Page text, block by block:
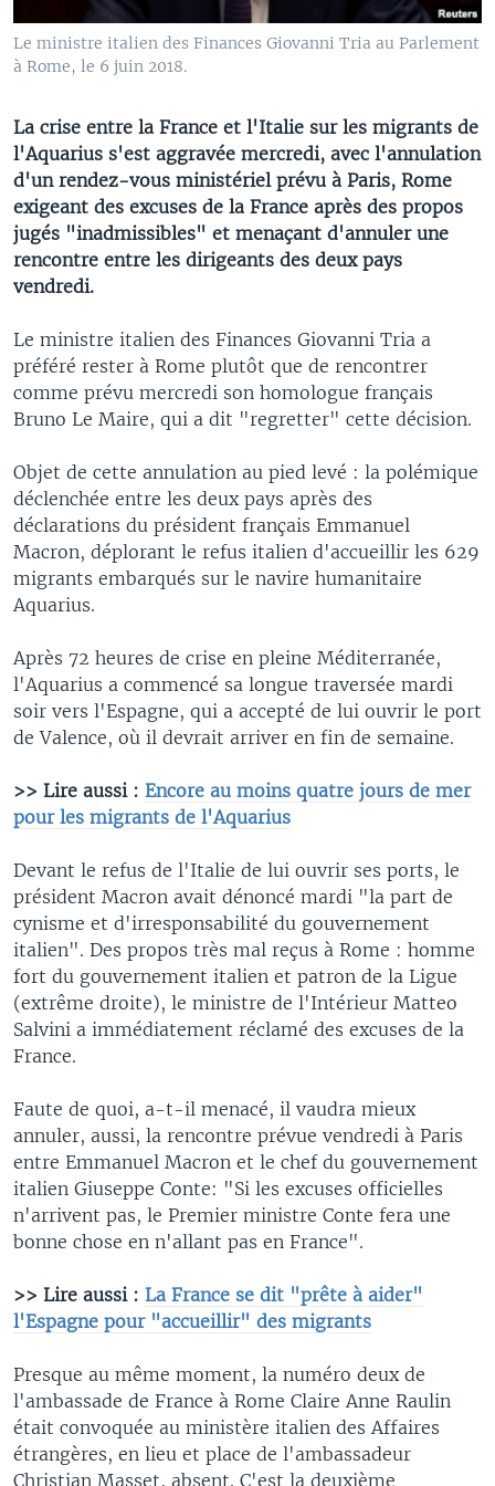
Le ministre italien des Finances Giovanni Tria au Parlement
à Rome, le 6 juin 2018.
La crise entre la France et l'Italie sur les migrants de
l'Aquarius s'est aggravée mercredi, avec l'annulation
d'un rendez-vous ministériel prévu à Paris, Rome
exigeant des excuses de la France après des propos
jugés "inadmissibles" et menaçant d'annuler une
rencontre entre les dirigeants des deux pays
vendredi.
Le ministre italien des Finances Giovanni Tria a
préféré rester à Rome plutôt que de rencontrer
comme prévu mercredi son homologue français
Bruno Le Maire, qui a dit "regretter" cette décision.
Objet de cette annulation au pied levé : la polémique
déclenchée entre les deux pays après des
déclarations du président français Emmanuel
Macron, déplorant le refus italien d'accueillir les 629
migrants embarqués sur le navire humanitaire
Aquarius.
Après 72 heures de crise en pleine Méditerranée,
l'Aquarius a commencé sa longue traversée mardi
soir vers l'Espagne, qui a accepté de lui ouvrir le port
de Valence, où il devrait arriver en fin de semaine.
>> Lire aussi : Encore au moins quatre jours de mer
pour les migrants de l'Aquarius
Devant le refus de l'Italie de lui ouvrir ses ports, le
président Macron avait dénoncé mardi "la part de
cynisme et d'irresponsabilité du gouvernement
italien". Des propos très mal reçus à Rome : homme
fort du gouvernement italien et patron de la Ligue
(extrême droite), le ministre de l'Intérieur Matteo
Salvini a immédiatement réclamé des excuses de la
France.
Faute de quoi, a-t-il menacé, il vaudra mieux
annuler, aussi, la rencontre prévue vendredi à Paris
entre Emmanuel Macron et le chef du gouvernement
italien Giuseppe Conte: "Si les excuses officielles
n'arrivent pas, le Premier ministre Conte fera une
bonne chose en n'allant pas en France".
>> Lire aussi : La France se dit "prête à aider"
l'Espagne pour "accueillir" des migrants
Presque au même moment, la numéro deux de
l'ambassade de France à Rome Claire Anne Raulin
était convoquée au ministère italien des Affaires
étrangères, en lieu et place de l'ambassadeur
Christian Masset, absent. C'est la deuxième